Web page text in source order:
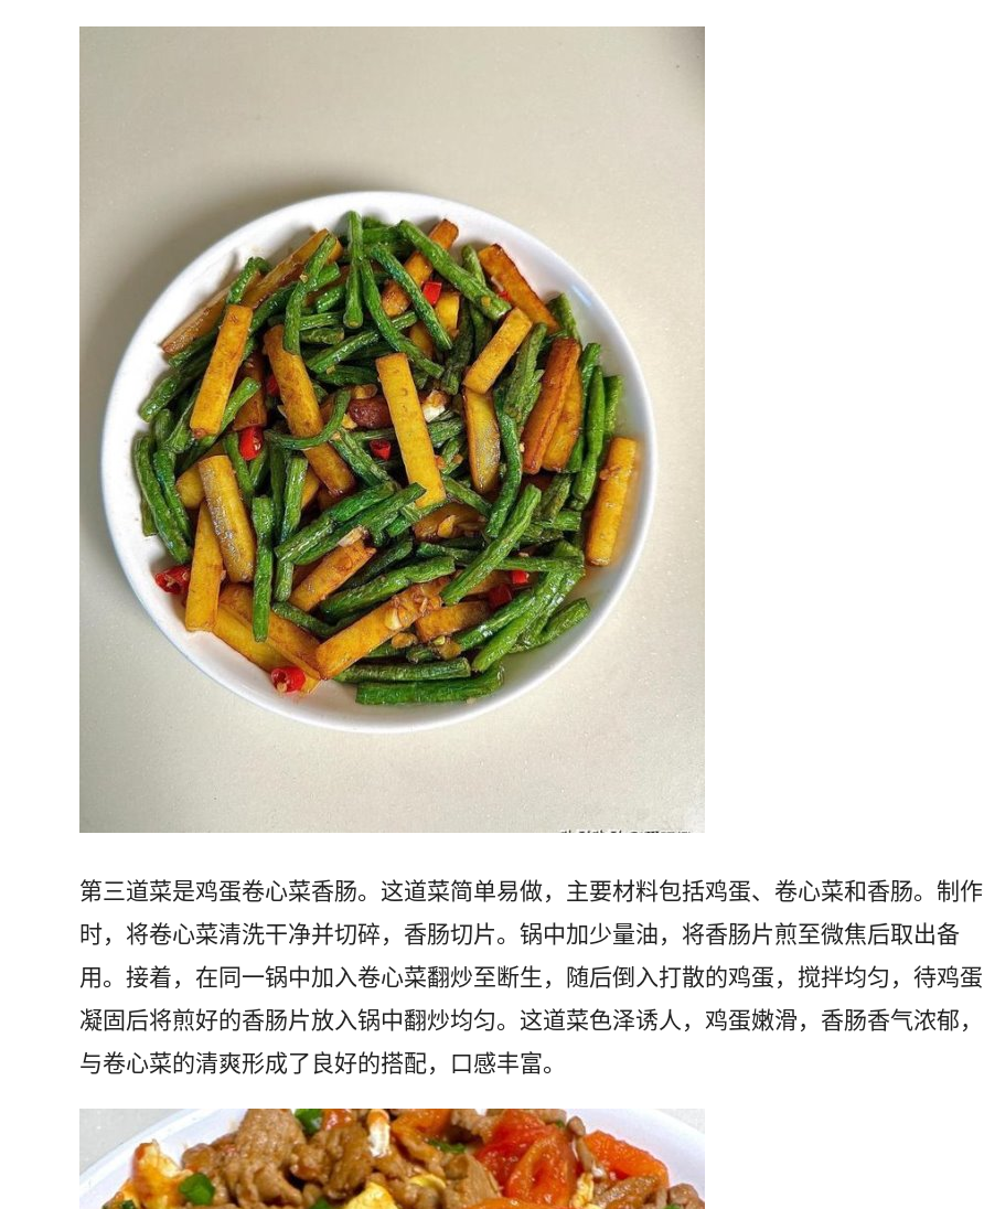
第三道菜是鸡蛋卷心菜香肠。这道菜简单易做，主要材料包括鸡蛋、卷心菜和香肠。制作
时，将卷心菜清洗干净并切碎，香肠切片。锅中加少量油，将香肠片煎至微焦后取出备
用。接着，在同一锅中加入卷心菜翻炒至断生，随后倒入打散的鸡蛋，搅拌均匀，待鸡蛋
凝固后将煎好的香肠片放入锅中翻炒均匀。这道菜色泽诱人，鸡蛋嫩滑，香肠香气浓郁，
与卷心菜的清爽形成了良好的搭配，口感丰富。